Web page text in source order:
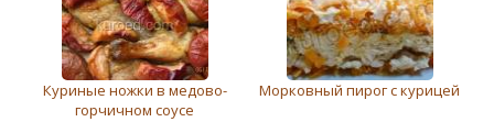
Куриные ножки в медово-
горчичном соусе
Морковный пирог с курицей